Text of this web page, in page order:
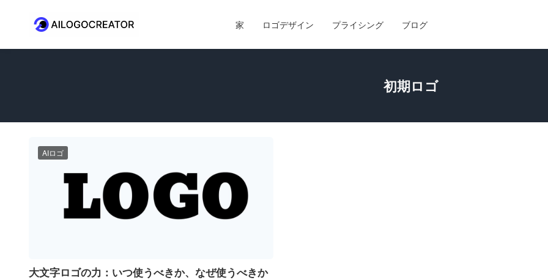
家 ロゴデザイン プライシング ブログ
初期ロゴ
大文字ロゴの力：いつ使うべきか、なぜ使うべきか
AIロゴ